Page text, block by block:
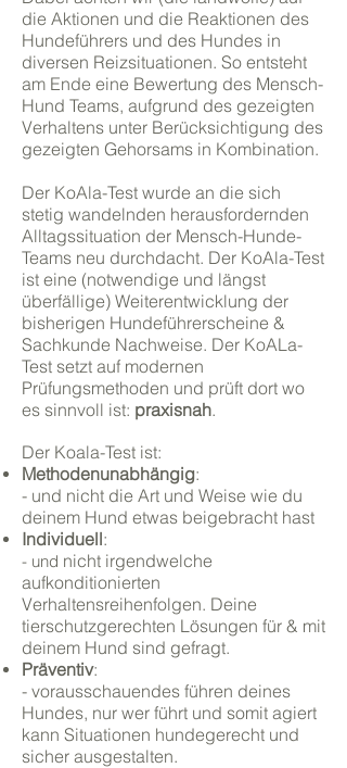
die Aktionen und die Reaktionen des
Hundeführers und des Hundes in
diversen Reizsituationen. So entsteht
am Ende eine Bewertung des Mensch-
Hund Teams, aufgrund des gezeigten
Verhaltens unter Berücksichtigung des
gezeigten Gehorsams in Kombination.
Der KoAla-Test wurde an die sich
stetig wandelnden herausfordernden
Alltagssituation der Mensch-Hunde-
Teams neu durchdacht. Der KoAla-Test
ist eine (notwendige und längst
überfällige) Weiterentwicklung der
bisherigen Hundeführerscheine &
Sachkunde Nachweise. Der KoALa-
Test setzt auf modernen
Prüfungsmethoden und prüft dort wo
es sinnvoll ist: praxisnah.
Der Koala-Test ist:
Methodenunabhängig:
- und nicht die Art und Weise wie du
deinem Hund etwas beigebracht hast
Individuell:
- und nicht irgendwelche
aufkonditionierten
Verhaltensreihenfolgen. Deine
tierschutzgerechten Lösungen für & mit
deinem Hund sind gefragt.
Präventiv:
- vorausschauendes führen deines
Hundes, nur wer führt und somit agiert
kann Situationen hundegerecht und
sicher ausgestalten.